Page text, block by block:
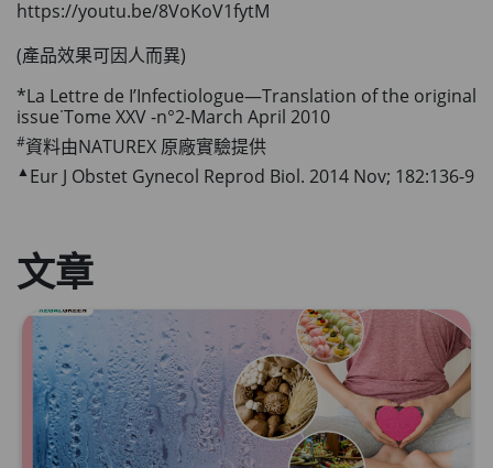
https://youtu.be/8VoKoV1fytM
(產品效果可因人而異)
*La Lettre de I’Infectiologue—Translation of the original
issue˙Tome XXV -n°2-March April 2010
#資料由NATUREX 原廠實驗提供
▲Eur J Obstet Gynecol Reprod Biol. 2014 Nov; 182:136-9
文章